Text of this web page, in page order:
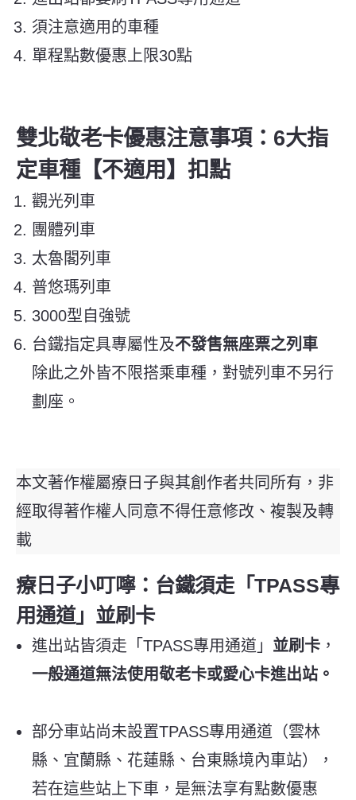
須注意適用的車種
單程點數優惠上限30點
雙北敬老卡優惠注意事項： 6大指
定車種【不適用】扣點
觀光列車
團體列車
太魯閣列車
普悠瑪列車
3000型自強號
台鐵指定具專屬性及不發售無座票之列車
除此之外皆不限搭乘車種，對號列車不另行
劃座。
本文著作權屬療日子與其創作者共同所有，非
經取得著作權人同意不得任意修改、複製及轉
載
療日子小叮嚀：台鐵須走「TPASS專
用通道」 並刷卡
進出站皆須走「TPASS專用通道」 並刷卡 ，
一般通道無法使用敬老卡或愛心卡進出站。
部分車站尚未設置TPASS專用通道（雲林
縣、宜蘭縣、花蓮縣、台東縣境內車站），
若在這些站上下車，是無法享有點數優惠